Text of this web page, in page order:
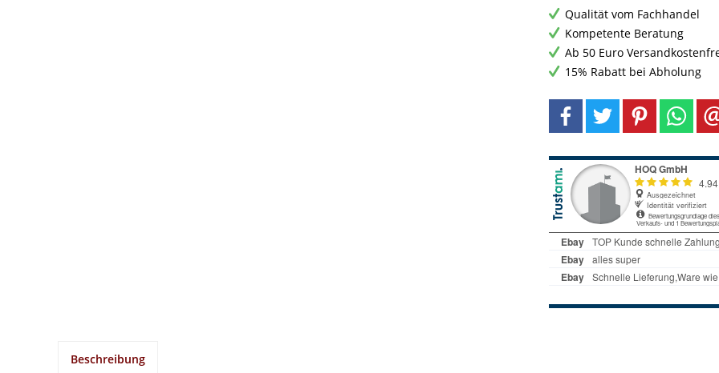
Qualität vom Fachhandel
Kompetente Beratung
Ab 50 Euro
15% Rabatt bei Abholung
Beschreibung